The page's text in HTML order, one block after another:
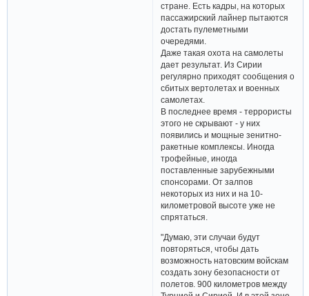
стране. Есть кадры, на которых
пассажирский лайнер пытаются
достать пулеметными
очередями.
Даже такая охота на самолеты
дает результат. Из Сирии
регулярно приходят сообщения о
сбитых вертолетах и военных
самолетах.
В последнее время - террористы
этого не скрывают - у них
появились и мощные зенитно-
ракетные комплексы. Иногда
трофейные, иногда
поставленные зарубежными
спонсорами. От залпов
некоторых из них и на 10-
километровой высоте уже не
спрятаться.
"Думаю, эти случаи будут
повторяться, чтобы дать
возможность натовским войскам
создать зону безопасности от
полетов. 900 километров между